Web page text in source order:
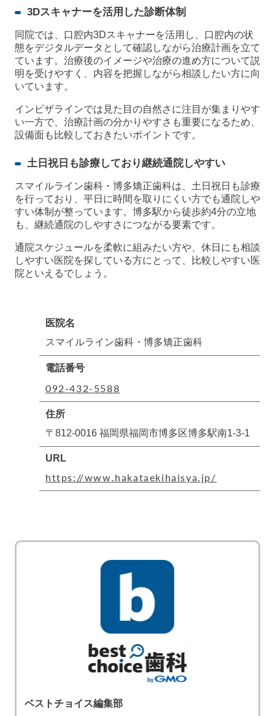
3Dスキャナーを活用した診断体制
同院では、口腔内3Dスキャナーを活用し、口腔内の状
態をデジタルデータとして確認しながら治療計画を立て
ています。治療後のイメージや治療の進め方について説
明を受けやすく、内容を把握しながら相談したい方に向
いています。
インビザラインでは見た目の自然さに注目が集まりやす
い一方で、治療計画の分かりやすさも重要になるため、
設備面も比較しておきたいポイントです。
土日祝日も診療しており継続通院しやすい
スマイルライン歯科・博多矯正歯科は、土日祝日も診療
を行っており、平日に時間を取りにくい方でも通院しや
すい体制が整っています。博多駅から徒歩約4分の立地
も、継続通院のしやすさにつながる要素です。
通院スケジュールを柔軟に組みたい方や、休日にも相談
しやすい医院を探している方にとって、比較しやすい医
院といえるでしょう。
医院名
スマイルライン歯科・博多矯正歯科
電話番号
092-432-5588
住所
〒812-0016 福岡県福岡市博多区博多駅南1-3-1
URL
https://www.hakataekihaisya.jp/
ベストチョイス編集部